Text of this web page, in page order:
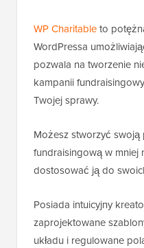
WP Charitableto
WordPressa
pozwala na tworzenie
kampanii
Twojej sprawy.
Możesz stworzyć
fundraisingową w mniej
dostosować ją do
Posiada intuicyjny
zaprojektowane
układu i regulowane